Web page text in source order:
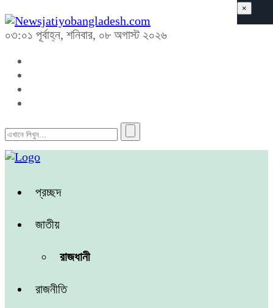
০৩:০১ পূর্বাহ্ন, শনিবার, ০৮ অগাস্ট ২০২৬
প্রচ্ছদ
জাতীয়
রাজধানী
রাজনীতি
×